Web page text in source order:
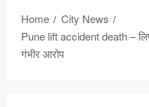
Home
City News
Pune lift accident death –
गंभीर आरोप